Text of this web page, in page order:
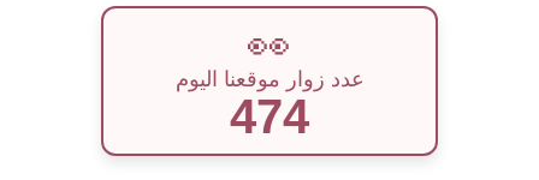
👀
عدد زوار موقعنا اليوم
474